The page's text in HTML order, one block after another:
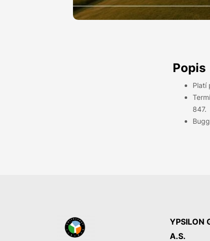
Popis
Platí
847.
YPSILON
A.S.